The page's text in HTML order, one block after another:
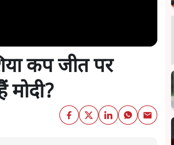
कप जीत पर
मोदी?